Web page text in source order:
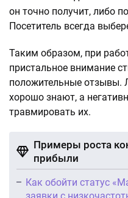
он точно получит, либо
Посетитель всегда
Таким образом, при
пристальное внимание
положительные отзывы.
хорошо знают, а
травмировать их.
Примеры роста
прибыли
Как обойти статус